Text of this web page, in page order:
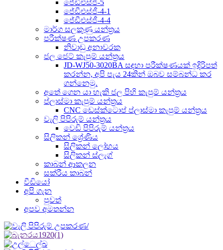
ජේඩීඑස්ජී-5
ජේඩීඑස්ජී-4-1
ජේඩීඑස්ජී-4-4
මාර්ග සලකුණු යන්ත්‍රය
පරීක්ෂණ උපකරණ
නිවාඩු අනාවරක
ජල ජෙට් කැපුම් යන්ත්‍රය
JD-WJ50-3020BA සඳහා පරීක්ෂණයක් ඉදිරිපත්
කරන්න, අපි පැය 24කින් ඔබව සම්බන්ධ කර
ගන්නෙමු.
අතේ ගෙන යා හැකි ජල පිහි කැපුම් යන්ත්‍රය
ප්ලාස්මා කැපුම් යන්ත්‍රය
CNC ඩෙස්ක්ටොප් ප්ලාස්මා කැපුම් යන්ත්‍රය
වැලි පිපිරුම් යන්ත්‍රය
වෙඩි පිපිරුම් යන්ත්‍රය
සිලිකන් ශ්‍රේණිය
සිලිකන් ලෝහය
සිලිකන් ස්ලැග්
කාබන් ආකලන
සක්රීය කාබන්
වීඩියෝ
අපි ගැන
පුවත්
අපව අමතන්න